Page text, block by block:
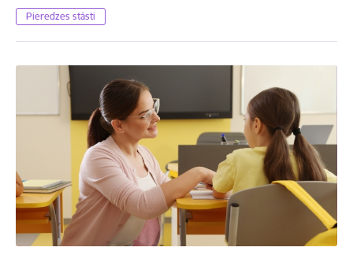
Pieredzes stāsti